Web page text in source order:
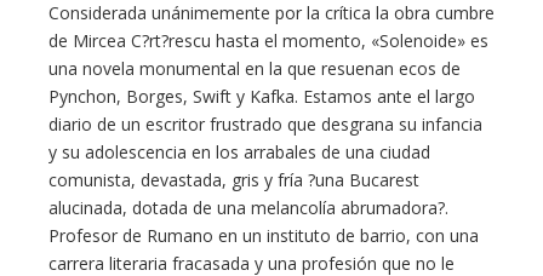
Considerada unánimemente por la crítica la obra cumbre
de Mircea C?rt?rescu hasta el momento, «Solenoide» es
una novela monumental en la que resuenan ecos de
Pynchon, Borges, Swift y Kafka. Estamos ante el largo
diario de un escritor frustrado que desgrana su infancia
y su adolescencia en los arrabales de una ciudad
comunista, devastada, gris y fría ?una Bucarest
alucinada, dotada de una melancolía abrumadora?.
Profesor de Rumano en un instituto de barrio, con una
carrera literaria fracasada y una profesión que no le